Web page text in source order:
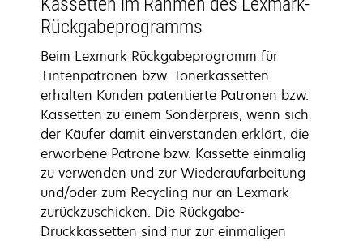
Rückgabeprogramms
Beim Lexmark Rückgabeprogramm für
Tintenpatronen bzw. Tonerkassetten
erhalten Kunden patentierte Patronen bzw.
Kassetten zu einem Sonderpreis, wenn sich
der Käufer damit einverstanden erklärt, die
erworbene Patrone bzw. Kassette einmalig
zu verwenden und zur Wiederaufarbeitung
und/oder zum Recycling nur an Lexmark
zurückzuschicken. Die Rückgabe-
Druckkassetten sind nur zur einmaligen